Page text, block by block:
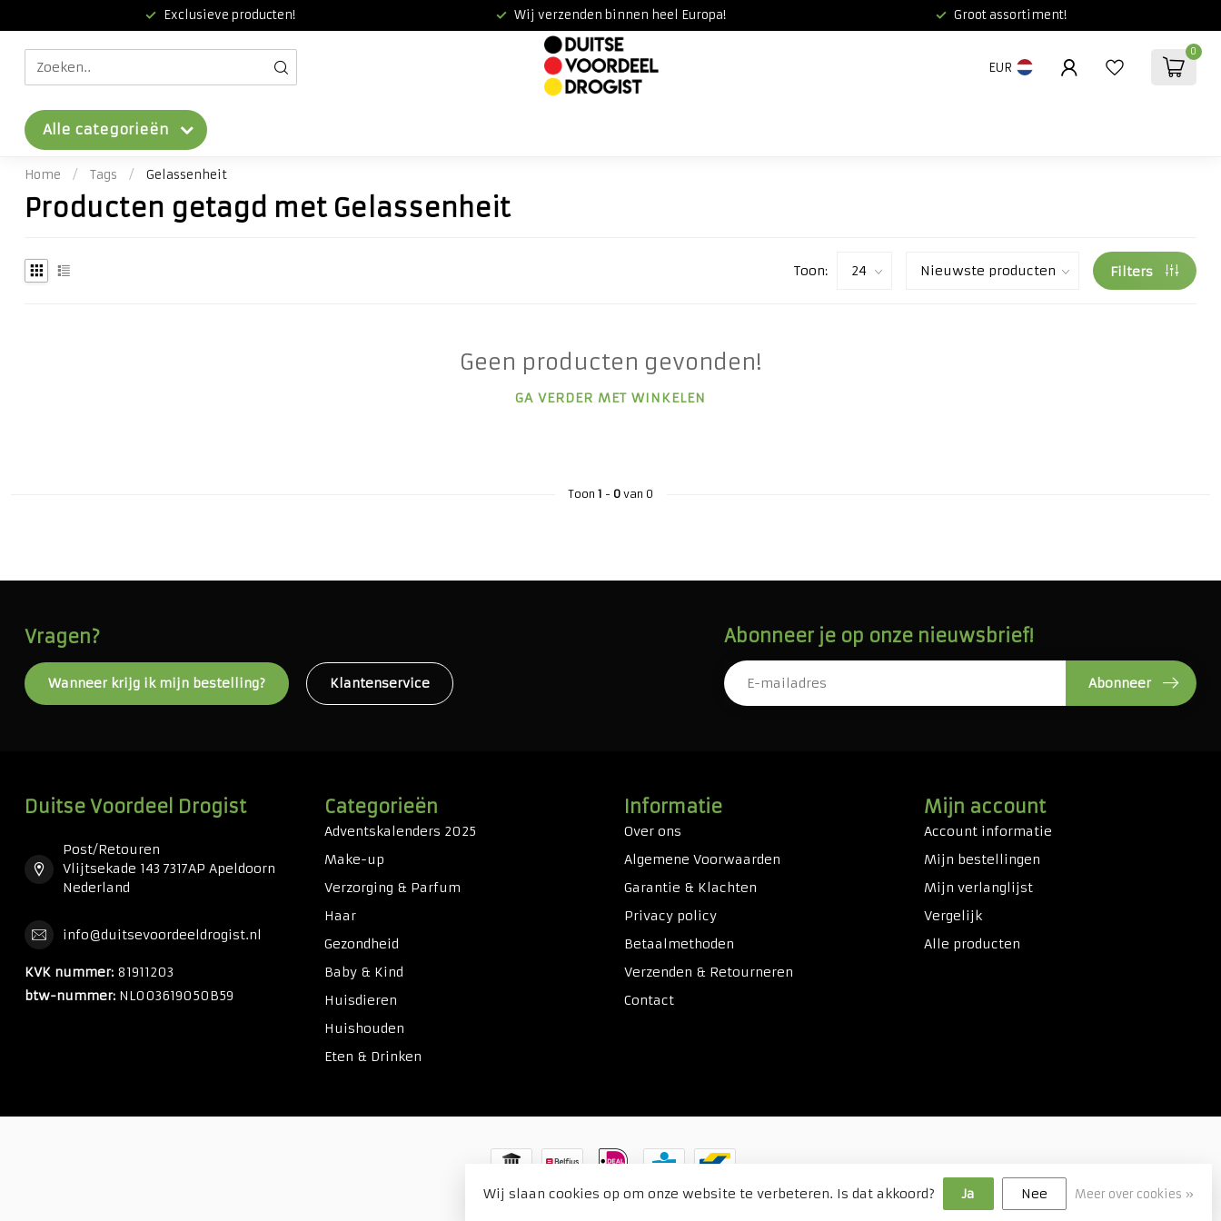
Exclusieve producten! Wij verzenden binnen heel Europa! Groot assortiment!
EUR
0
Alle categorieën
Home / Tags / Gelassenheit
Producten getagd met Gelassenheit
Toon: Filters
Geen producten gevonden!
GA VERDER MET WINKELEN
Toon 1 - 0van 0
Vragen?
Wanneer krijg ik mijn bestelling? Klantenservice
Abonneer je op onze nieuwsbrief!
Abonneer
Duitse Voordeel Drogist
Post/Retouren
Vlijtsekade 143 7317AP Apeldoorn
Nederland
info@duitsevoordeeldrogist.nl
KVK nummer: 81911203
btw-nummer: NL003619050B59
Categorieën
Adventskalenders 2025
Make-up
Verzorging & Parfum
Haar
Gezondheid
Baby & Kind
Huisdieren
Huishouden
Eten & Drinken
Informatie
Over ons
Algemene Voorwaarden
Garantie & Klachten
Privacy policy
Betaalmethoden
Verzenden & Retourneren
Contact
Mijn account
Account informatie
Mijn bestellingen
Mijn verlanglijst
Vergelijk
Alle producten
© Copyright 2026 Duitse Voordeel Drogist
Wij slaan cookies op om onze website te verbeteren. Is dat akkoord? Ja Nee Meer over cookies »